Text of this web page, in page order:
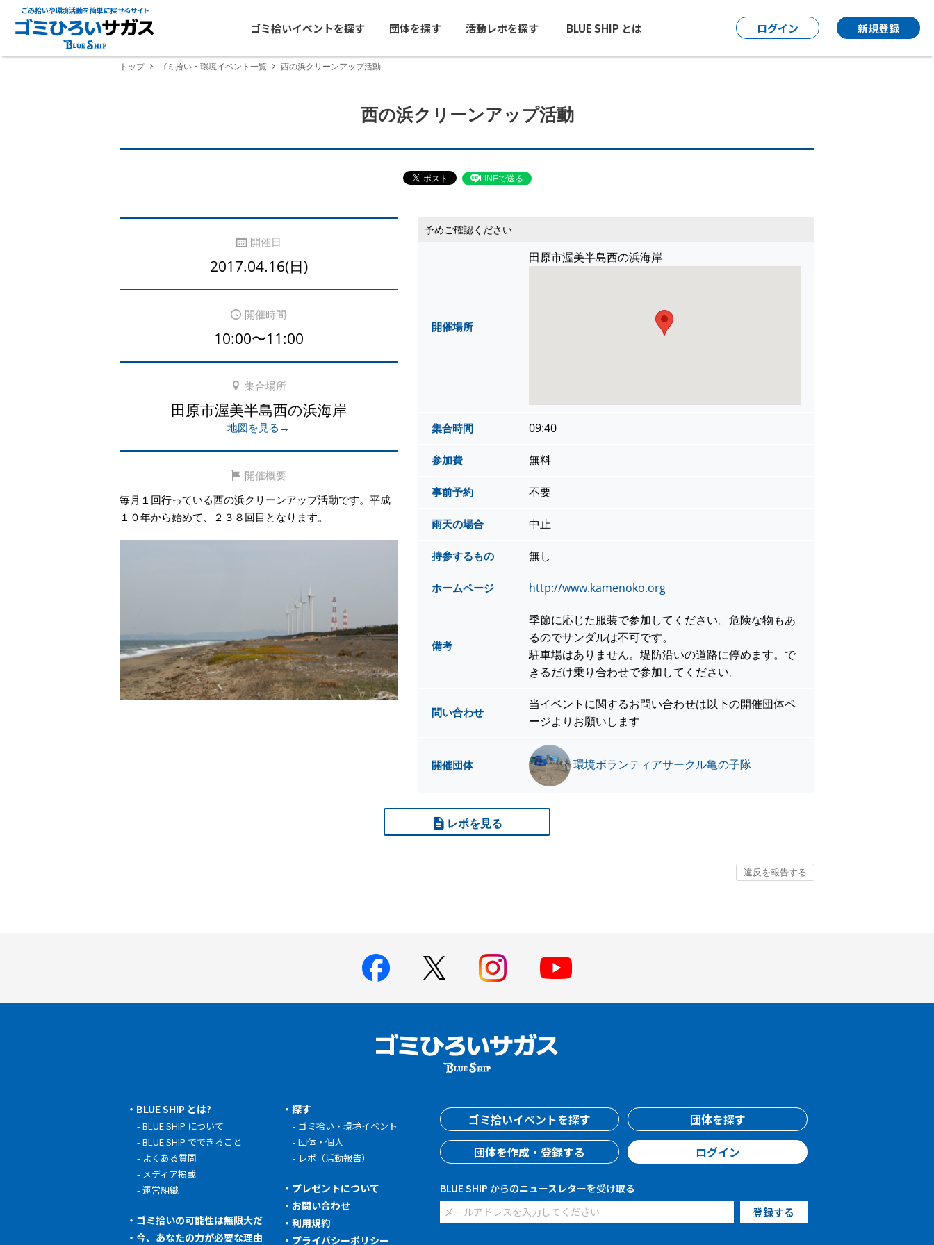
ごみ拾いや環境活動を簡単に探せるサイト
ゴミ拾いイベントを探す 団体を探す 活動レポを探す BLUE SHIP とは ログイン 新規登録
トップ ゴミ拾い・環境イベント一覧 西の浜クリーンアップ活動
西の浜クリーンアップ活動
LINEで送る
開催日
2017.04.16(日)
開催時間
10:00〜11:00
集合場所
田原市渥美半島西の浜海岸
地図を見る→
開催概要
毎月１回行っている西の浜クリーンアップ活動です。平成
１０年から始めて、２３８回目となります。
予めご確認ください
開催場所
田原市渥美半島西の浜海岸
集合時間 09:40
参加費 無料
事前予約 不要
雨天の場合 中止
持参するもの 無し
ホームページ http://www.kamenoko.org
備考
季節に応じた服装で参加してください。危険な物もあ
るのでサンダルは不可です。
駐車場はありません。堤防沿いの道路に停めます。で
きるだけ乗り合わせで参加してください。
問い合わせ
当イベントに関するお問い合わせは以下の開催団体ペ
ージよりお願いします
開催団体 環境ボランティアサークル亀の子隊
レポを見る
BLUE SHIP とは?
BLUE SHIP について
BLUE SHIP でできること
よくある質問
メディア掲載
運営組織
ゴミ拾いの可能性は無限大だ
今、あなたの力が必要な理由
探す
ゴミ拾い・環境イベント
団体・個人
レポ（活動報告）
プレゼントについて
お問い合わせ
利用規約
プライバシーポリシー
ゴミ拾いイベントを探す
団体を探す
団体を作成・登録する
ログイン
BLUE SHIP からのニュースレターを受け取る